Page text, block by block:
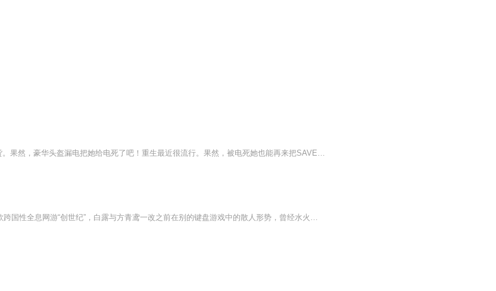
【内容简介】免费没好货。果然，豪华头盔漏电把她给电死了吧！重生最近很流行。果然，被电死她也能再来把SAVE&LOAD赶时髦吧！隐藏职业？唯一任务？日后枭雄？打宝圣地？老娘全包了，木意见最好，有意见保留，谁叫你们不如老娘知道得多！ 重生人士就欺负你...
【内容简介】2025年首款跨国性全息网游“创世纪”，白露与方青鸢一改之前在别的键盘游戏中的散人形势，曾经水火不容的两人在创世纪中相遇，后来又遇到其他的同伴，一起享受游戏之旅，迎来一个又一个团队联赛，正式走上职业玩家的道路，最终与国外的玩家一...